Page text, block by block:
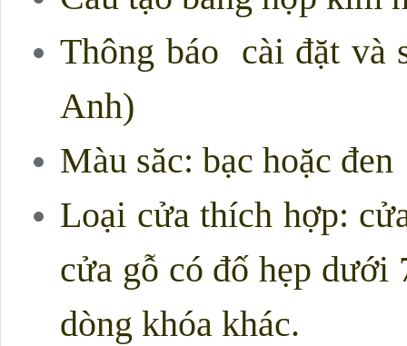
Thông báo cài đặt và
Anh)
Màu săc: bạc hoặc đen
Loại cửa thích hợp:
cửa gỗ có đố hẹp dưới
dòng khóa khác.